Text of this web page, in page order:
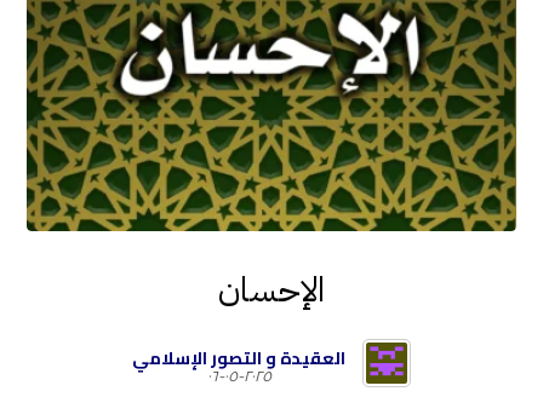
الإحسان
العقيدة و التصور الإسلامي
٢٠٢٥-٠٥-٠٦